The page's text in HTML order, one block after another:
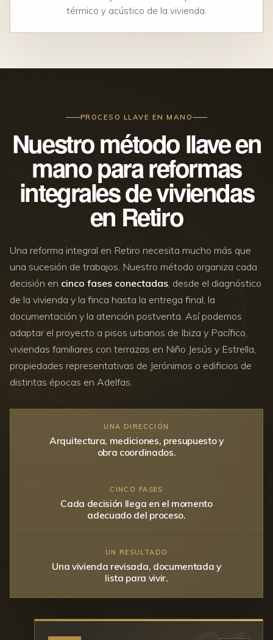
térmico y acústico de la vivienda.
PROCESO LLAVE EN MANO
Nuestro método llave en
mano para reformas
integrales de viviendas
en Retiro
Una reforma integral en Retiro necesita mucho más que
una sucesión de trabajos. Nuestro método organiza cada
decisión en cinco fases conectadas, desde el diagnóstico
de la vivienda y la finca hasta la entrega final, la
documentación y la atención postventa. Así podemos
adaptar el proyecto a pisos urbanos de Ibiza y Pacífico,
viviendas familiares con terrazas en Niño Jesús y Estrella,
propiedades representativas de Jerónimos o edificios de
distintas épocas en Adelfas.
UNA DIRECCIÓN
Arquitectura, mediciones, presupuesto y
obra coordinados.
CINCO FASES
Cada decisión llega en el momento
adecuado del proceso.
UN RESULTADO
Una vivienda revisada, documentada y
lista para vivir.